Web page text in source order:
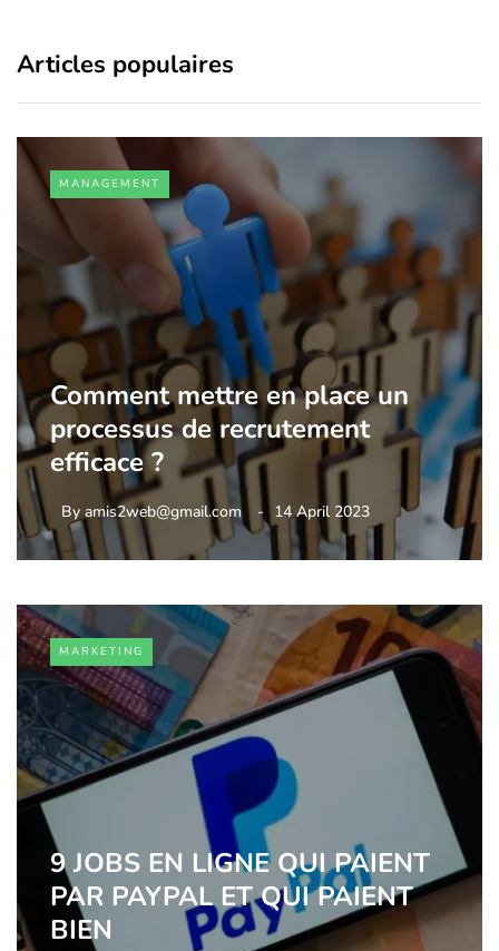
Articles populaires
MANAGEMENT
Comment mettre en place un
processus de recrutement
efficace ?
By amis2web@gmail.com 14 April 2023
MARKETING
9 JOBS EN LIGNE QUI PAIENT
PAR PAYPAL ET QUI PAIENT
BIEN